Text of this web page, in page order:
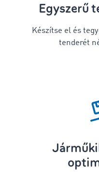
Egyszerű
Készítse el és
tenderét